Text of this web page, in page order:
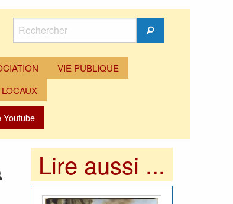
Rechercher
Rechercher
VIE PUBLIQUE
Youtube
Lire aussi ...